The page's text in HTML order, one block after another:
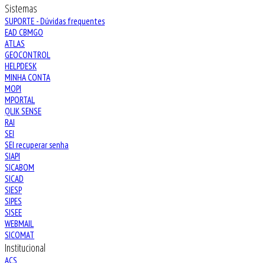
Sistemas
SUPORTE - Dúvidas frequentes
EAD CBMGO
ATLAS
GEOCONTROL
HELPDESK
MINHA CONTA
MOPI
MPORTAL
QLIK SENSE
RAI
SEI
SEI recuperar senha
SIAPI
SICABOM
SICAD
SIESP
SIPES
SISEE
WEBMAIL
SICOMAT
Institucional
ACS